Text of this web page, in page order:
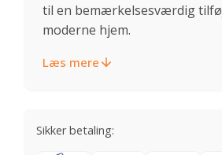
til en bemærkelsesværdig
moderne hjem.
Læs mere
Sikker betaling: